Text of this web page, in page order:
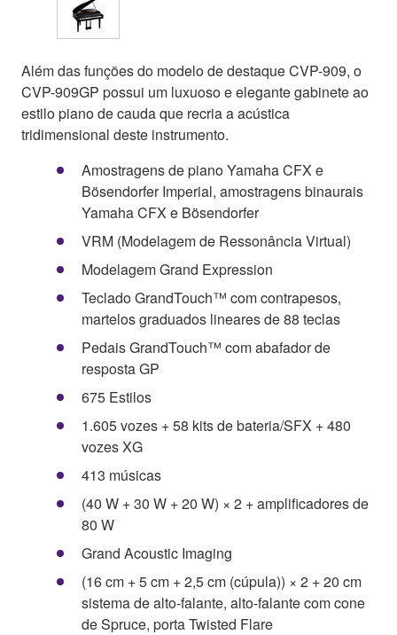
Além das funções do modelo de destaque CVP-909, o
CVP-909GP possui um luxuoso e elegante gabinete ao
estilo piano de cauda que recria a acústica
tridimensional deste instrumento.
Amostragens de piano Yamaha CFX e
Bösendorfer Imperial, amostragens binaurais
Yamaha CFX e Bösendorfer
VRM (Modelagem de Ressonância Virtual)
Modelagem Grand Expression
Teclado GrandTouch™ com contrapesos,
martelos graduados lineares de 88 teclas
Pedais GrandTouch™ com abafador de
resposta GP
675 Estilos
1.605 vozes + 58 kits de bateria/SFX + 480
vozes XG
413 músicas
(40 W + 30 W + 20 W) × 2 + amplificadores de
80 W
Grand Acoustic Imaging
(16 cm + 5 cm + 2,5 cm (cúpula)) × 2 + 20 cm
sistema de alto-falante, alto-falante com cone
de Spruce, porta Twisted Flare